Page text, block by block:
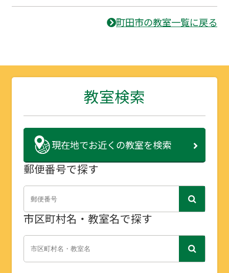
町田市の教室一覧に戻る
教室検索
現在地でお近くの教室を検索
郵便番号で探す
市区町村名・教室名で探す